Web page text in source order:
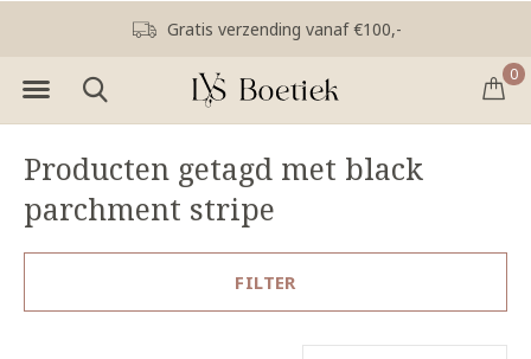
0
Gratis verzending vanaf €100,-
Producten getagd met black
parchment stripe
FILTER